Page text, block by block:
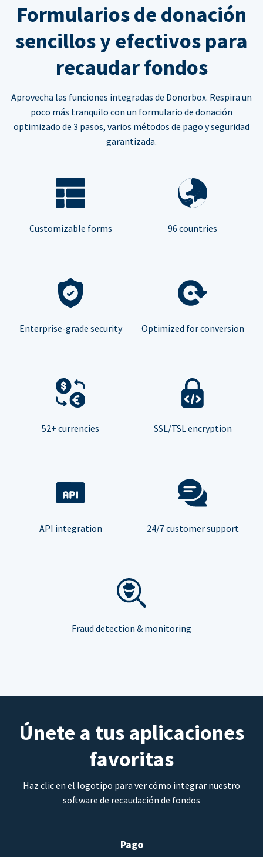
Formularios de donación
sencillos y efectivos para
recaudar fondos
Aprovecha las funciones integradas de Donorbox. Respira un
poco más tranquilo con un formulario de donación
optimizado de 3 pasos, varios métodos de pago y seguridad
garantizada.
Customizable forms 96 countries
Enterprise-grade security Optimized for conversion
52+ currencies SSL/TSL encryption
API integration 24/7 customer support
Fraud detection & monitoring
Únete a tus aplicaciones
favoritas
Haz clic en el logotipo para ver cómo integrar nuestro
software de recaudación de fondos
Pago